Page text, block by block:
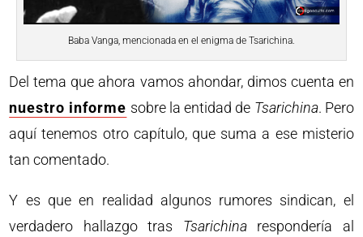
Baba Vanga, mencionada en el enigma de Tsarichina.
Del tema que ahora vamos ahondar, dimos cuenta en
nuestro informe sobre la entidad de Tsarichina. Pero
aquí tenemos otro capítulo, que suma a ese misterio
tan comentado.
Y es que en realidad algunos rumores sindican, el
verdadero hallazgo tras Tsarichinarespondería al